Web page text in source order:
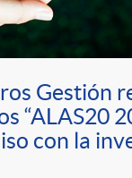
Gestión
“ALAS20
con la